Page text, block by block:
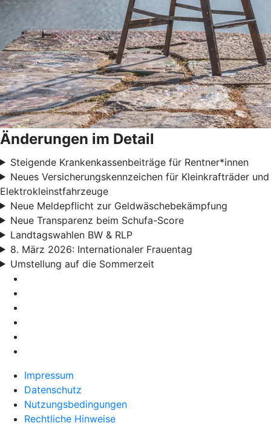
Änderungen im Detail
Steigende Krankenkassenbeiträge für Rentner*innen
Neues Versicherungskennzeichen für Kleinkrafträder und
Elektrokleinstfahrzeuge
Neue Meldepflicht zur Geldwäschebekämpfung
Neue Transparenz beim Schufa-Score
Landtagswahlen BW & RLP
8. März 2026: Internationaler Frauentag
Umstellung auf die Sommerzeit
Impressum
Datenschutz
Nutzungsbedingungen
Rechtliche Hinweise